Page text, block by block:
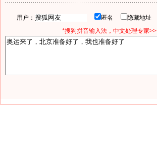
用户： 匿名 隐藏地址
*搜狗拼音输入法，中文处理专家>>